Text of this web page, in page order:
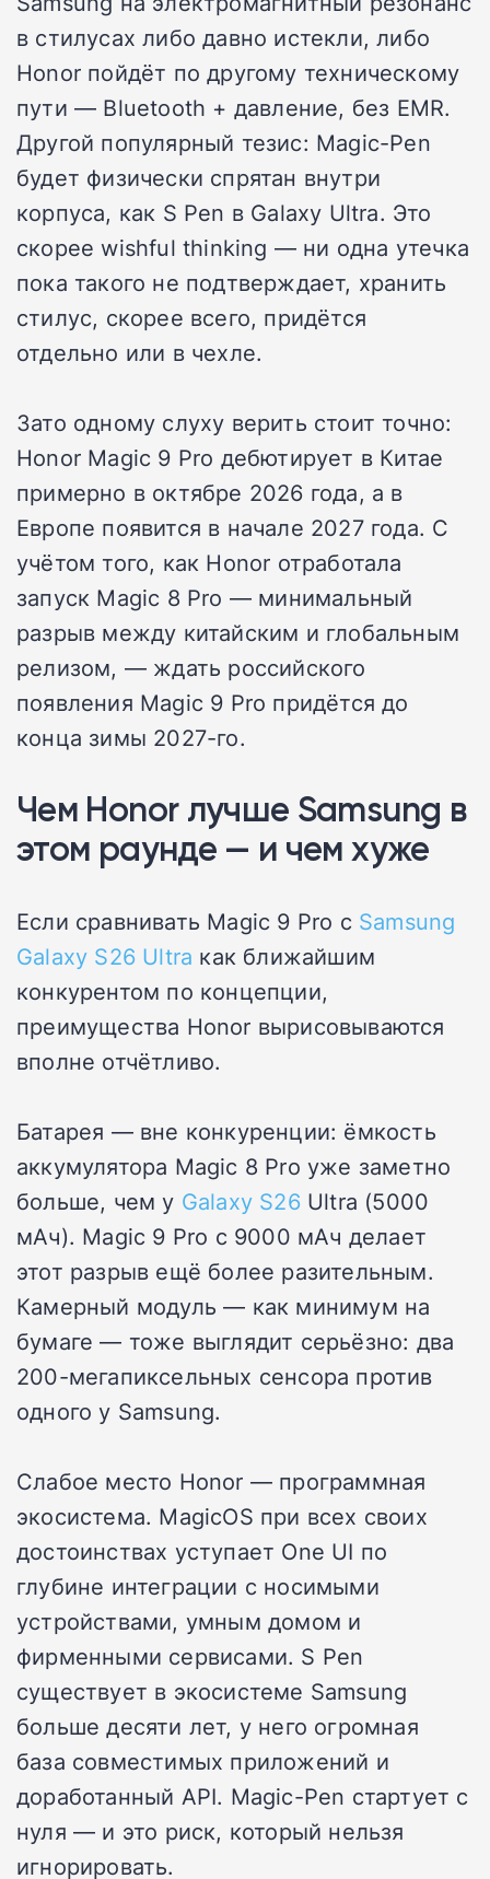
в стилусах либо давно истекли, либо
Honor пойдёт по другому техническому
пути — Bluetooth + давление, без EMR.
Другой популярный тезис: Magic-Pen
будет физически спрятан внутри
корпуса, как S Pen в Galaxy Ultra. Это
скорее wishful thinking — ни одна утечка
пока такого не подтверждает, хранить
стилус, скорее всего, придётся
отдельно или в чехле.
Зато одному слуху верить стоит точно:
Honor Magic 9 Pro дебютирует в Китае
примерно в октябре 2026 года, а в
Европе появится в начале 2027 года. С
учётом того, как Honor отработала
запуск Magic 8 Pro — минимальный
разрыв между китайским и глобальным
релизом, — ждать российского
появления Magic 9 Pro придётся до
конца зимы 2027-го.
Чем Honor лучше Samsung в
этом раунде — и чем хуже
Если сравнивать Magic 9 Pro с Samsung
Galaxy S26 Ultra как ближайшим
конкурентом по концепции,
преимущества Honor вырисовываются
вполне отчётливо.
Батарея — вне конкуренции: ёмкость
аккумулятора Magic 8 Pro уже заметно
больше, чем у Galaxy S26Ultra (5000
мАч). Magic 9 Pro c 9000 мАч делает
этот разрыв ещё более разительным.
Камерный модуль — как минимум на
бумаге — тоже выглядит серьёзно: два
200-мегапиксельных сенсора против
одного у Samsung.
Слабое место Honor — программная
экосистема. MagicOS при всех своих
достоинствах уступает One UI по
глубине интеграции с носимыми
устройствами, умным домом и
фирменными сервисами. S Pen
существует в экосистеме Samsung
больше десяти лет, у него огромная
база совместимых приложений и
доработанный API. Magic-Pen стартует с
нуля — и это риск, который нельзя
игнорировать.